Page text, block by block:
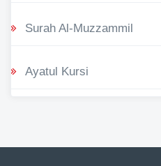
Surah Al-Muzzammil
Ayatul Kursi